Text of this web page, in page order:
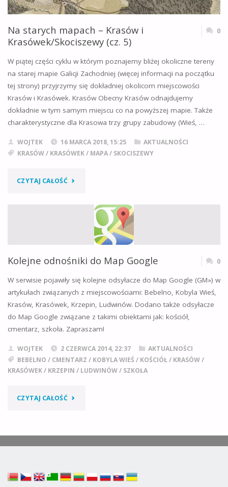
I
OKOLICE
PODSUMOWANIE
(CZ.
7)"
Na starych mapach – Krasów i
Krasówek/Skociszewy (cz. 5)
0
W piątej części cyklu w którym poznajemy bliżej okoliczne tereny
na starej mapie Galicji Zachodniej (więcej informacji na początku
tej strony) przyjrzymy się dokładniej okolicom miejscowości
Krasów i Krasówek. Krasów Obecny Krasów odnajdujemy
dokładnie w tym samym miejscu co na powyższej mapie. Także
charakterystyczne dla Krasowa trzy grupy zabudowy (Wieś, …
WOJTEK 16 MARCA 2018, 15:25
AKTUALNOŚCI
KRASÓW/ KRASÓWEK/ MAPA/ SKOCISZEWY
CZYTAJ CAŁOŚĆ"NA
KRASÓW
I
KRASÓWEK/SKOCISZEWY
(CZ.
Kolejne odnośniki do Map Google 0
W serwisie pojawiły się kolejne odsyłacze do Map Google (GM») w
artykułach związanych z miejscowościami: Bebelno, Kobyla Wieś,
Krasów, Krasówek, Krzepin, Ludwinów. Dodano także odsyłacze
do Map Google związane z takimi obiektami jak: kościół,
cmentarz, szkoła. Zapraszam!
WOJTEK 2 CZERWCA 2014, 22:37
AKTUALNOŚCI
BEBELNO / CMENTARZ / KOBYLA WIEŚ / KOŚCIÓŁ/ KRASÓW/
KRASÓWEK/ KRZEPIN / LUDWINÓW/ SZKOŁA
CZYTAJ CAŁOŚĆ"KOLEJNE
DO
GOOGLE"